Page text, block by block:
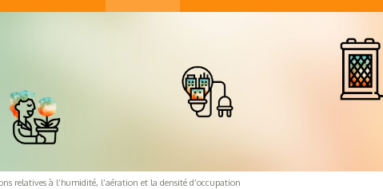
relatives à l’humidité, l’aération et la densité d’occupation